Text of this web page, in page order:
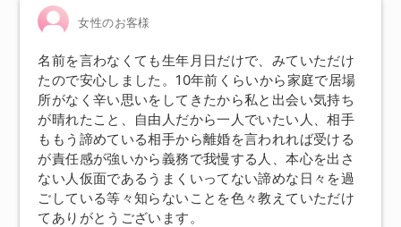
女性のお客様
名前を言わなくても生年月日だけで、みていただけ
たので安心しました。10年前くらいから家庭で居場
所がなく辛い思いをしてきたから私と出会い気持ち
が晴れたこと、自由人だから一人でいたい人、相手
ももう諦めている相手から離婚を言われれば受ける
が責任感が強いから義務で我慢する人、本心を出さ
ない人仮面であるうまくいってない諦めな日々を過
ごしている等々知らないことを色々教えていただけ
てありがとうございます。